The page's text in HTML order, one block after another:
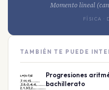
Momento lineal
FÍSICA ·
TAMBIÉN TE PUEDE
Progresiones
bachillerato